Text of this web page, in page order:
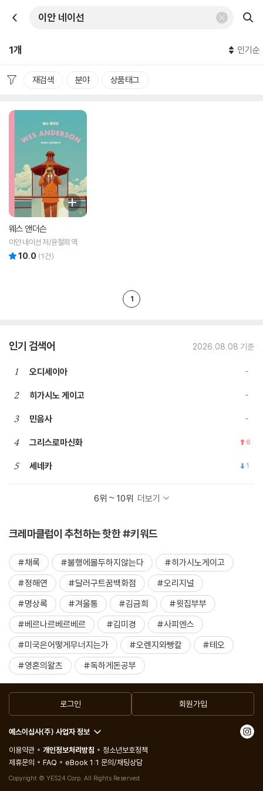
1개 인기순
재검색 분야 상품태그
웨스 앤더슨
이안 네이선 저/윤철희 역
10.0 (1건)
1
인기 검색어 2026.08.08 기준
1 오디세이아
2 히가시노 게이고
3 민음사
4 그리스로마신화 6
5 세네카 1
6위 ~ 10위 더보기
크레마클럽이 추천하는 핫한 #키워드
#채록 #불행에몰두하지않는다
#히가시노게이고
#정해연
#달러구트꿈백화점
#오리지널
#명상록
#겨울통 #김금희
#윗집부부
#베르나르베르베르
#김미경
#사피엔스
#미국은어떻게무너지는가
#오렌지와빵칼
#테오
#영혼의왈츠
#독하게돈공부
로그인 회원가입
예스이십사(주) 사업자 정보
이용약관
개인정보처리방침
청소년보호정책
제휴문의
FAQ eBook 1:1 문의/채팅상담
Copyright © YES24 Corp. All Rights Reserved.